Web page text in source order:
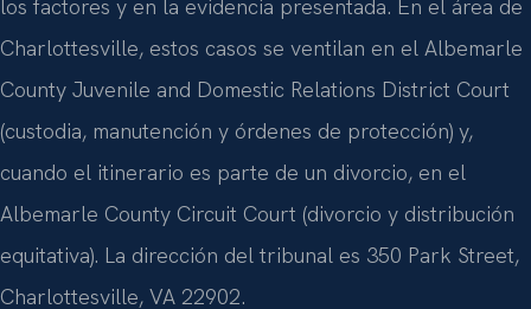
los factores y en la evidencia presentada. En el área de
Charlottesville, estos casos se ventilan en el Albemarle
County Juvenile and Domestic Relations District Court
(custodia, manutención y órdenes de protección) y,
cuando el itinerario es parte de un divorcio, en el
Albemarle County Circuit Court (divorcio y distribución
equitativa). La dirección del tribunal es 350 Park Street,
Charlottesville, VA 22902.